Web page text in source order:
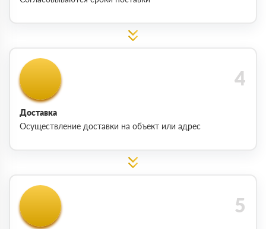
Доставка
Осуществление доставки на объект или адрес